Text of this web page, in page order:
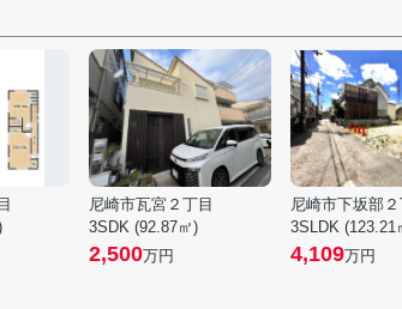
尼崎市瓦宮２丁目
3SDK (92.87㎡)
2,500万円
尼崎市下坂部２
3SLDK (123.21
4,109万円